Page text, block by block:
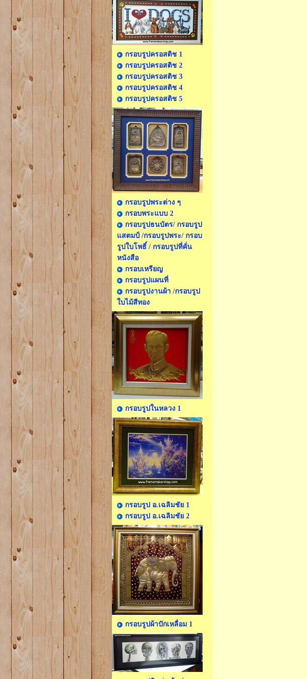
กรอบรูปครอสติช 1
กรอบรูปครอสติช 2
กรอบรูปครอสติช 3
กรอบรูปครอสติช 4
กรอบรูปครอสติช 5
กรอบรูปพระต่าง ๆ
กรอบพระแบบ 2
กรอบรูปธนบัตร/ กรอบรูป
แสตมป์ /กรอบรูปพระ/ กรอบ
รูปใบโพธิ์ / กรอบรูปที่คั่น
หนังสือ
กรอบเหรียญ
กรอบรูปแผนที่
กรอบรูปงานผ้า /กรอบรูป
ใบไม้สีทอง
กรอบรูปในหลวง 1
กรอบรูป อ.เฉลิมชัย 1
กรอบรูป อ.เฉลิมชัย 2
กรอบรูปผ้าปักเหลื่อม 1